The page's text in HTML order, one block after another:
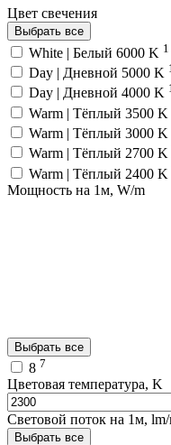
Цвет свечения
Выбрать все
White | Белый 6000 K 1
Day | Дневной 5000 K 1
Day | Дневной 4000 K 1
Warm | Тёплый 3500 K
Warm | Тёплый 3000 K
Warm | Тёплый 2700 K
Warm | Тёплый 2400 K
Мощность на 1м, W/m
Выбрать все
8 7
Цветовая температура, K
Световой поток на 1м,
Выбрать все